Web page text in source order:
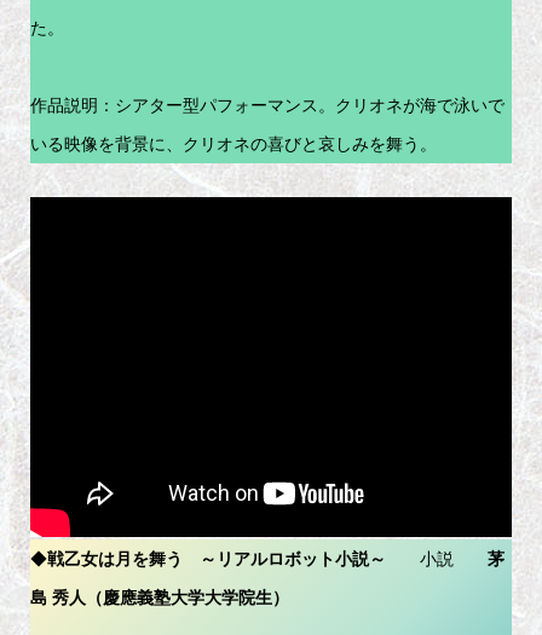
た。
作品説明：シアター型パフォーマンス。クリオネが海で泳いで
いる映像を背景に、クリオネの喜びと哀しみを舞う。
◆戦乙女は月を舞う ～リアルロボット小説～ 小説 茅
島 秀人（慶應義塾大学大学院生）